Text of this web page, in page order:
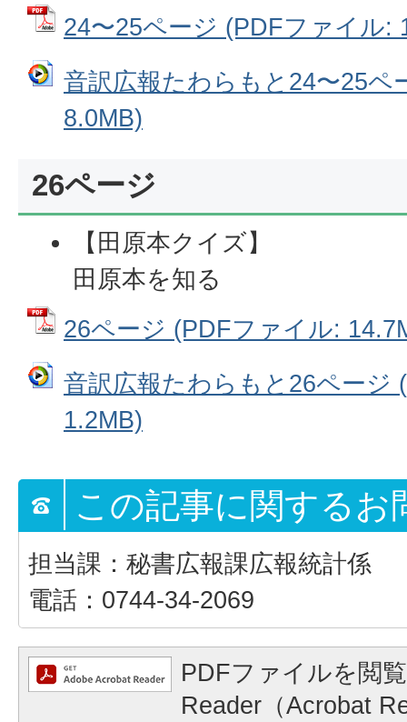
24〜25ページ (PDFファイル:
音訳広報たわらもと24〜25ペ
8.0MB)
26ページ
【田原本クイズ】
田原本を知る
26ページ (PDFファイル:
音訳広報たわらもと26ページ
1.2MB)
この記事に関するお
担当課：秘書広報課広報統計係
電話：0744-34-2069
PDFファイルを閲
Reader（Acrobat